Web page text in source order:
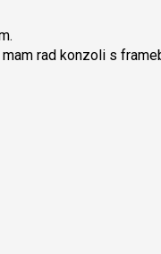
rad konzoli s